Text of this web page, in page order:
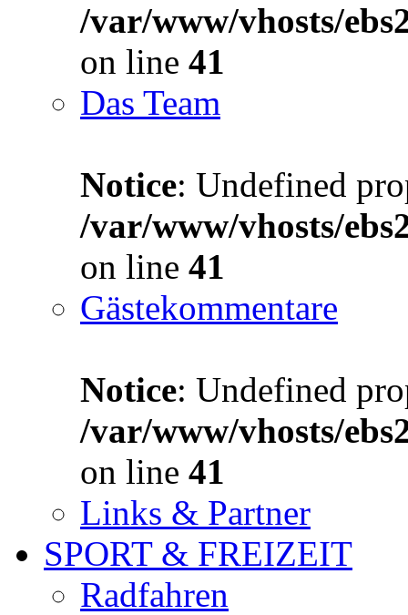
/var/www/vhosts/
on line 41
Das Team
Notice: Undefined
/var/www/vhosts/
on line 41
Gästekommentare
Notice: Undefined
/var/www/vhosts/
on line 41
Links & Partner
SPORT & FREIZEIT
Radfahren